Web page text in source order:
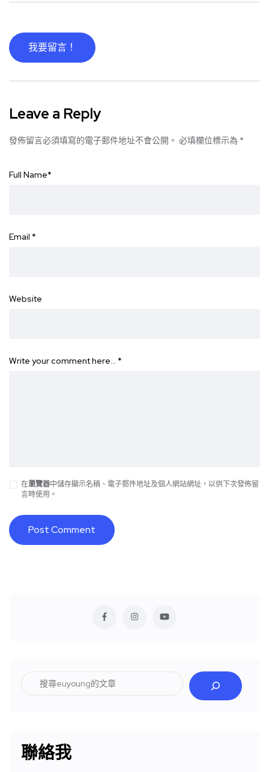
我要留言！
Leave a Reply
發佈留言必須填寫的電子郵件地址不會公開。 必填欄位標示為 *
Full Name*
Email *
Website
Write your comment here… *
在瀏覽器中儲存顯示名稱、電子郵件地址及個人網站網址，以供下次發佈留
言時使用。
聯絡我